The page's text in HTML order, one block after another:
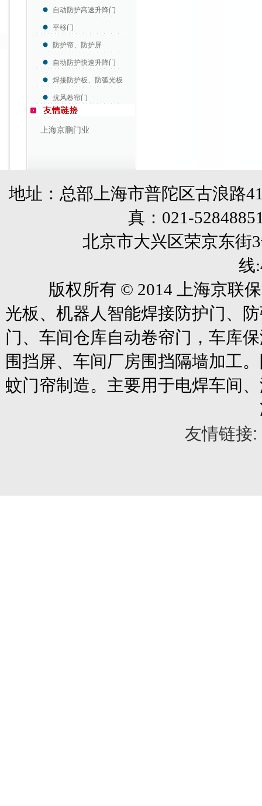
自动防护高速升降门
平移门
防护帘、防护屏
自动防护快速升降门
焊接防护板、防弧光板
抗风卷帘门
上海京鹏门业
地址：总部上海市普陀区古浪路
真： 021-
北京市大兴区荣京东街3
线
版权所有 © 2014 上海京联
光板、机器人智能焊接防护门、
门、车间仓库自动卷帘门 ，车库
围挡屏、车间厂房围挡隔墙加工
蚊门帘制造。主要用于电焊车间
友情链接: